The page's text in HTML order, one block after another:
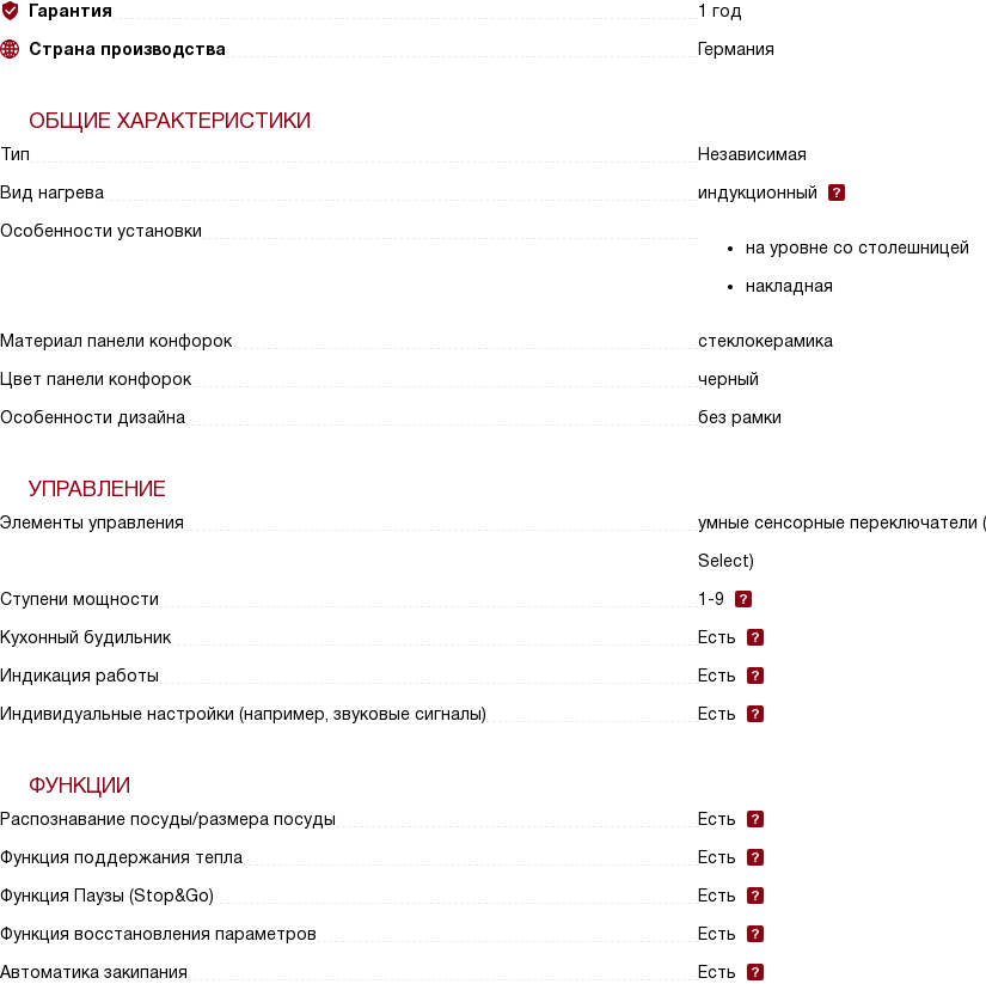
Гарантия
1 год
Страна производства
Германия
ОБЩИЕ ХАРАКТЕРИСТИКИ
Тип
Независимая
Вид нагрева
индукционный
Особенности установки
на уровне со столешницей
накладная
Материал панели конфорок
стеклокерамика
Цвет панели конфорок
черный
Особенности дизайна
без рамки
УПРАВЛЕНИЕ
Элементы управления
умные сенсорные переключатели
Select)
Ступени мощности
1-9
Кухонный будильник
Есть
Индикация работы
Есть
Индивидуальные настройки (например, звуковые сигналы)
Есть
ФУНКЦИИ
Распознавание посуды/размера посуды
Есть
Функция поддержания тепла
Есть
Функция Паузы (Stop&Go)
Есть
Функция восстановления параметров
Есть
Автоматика закипания
Есть